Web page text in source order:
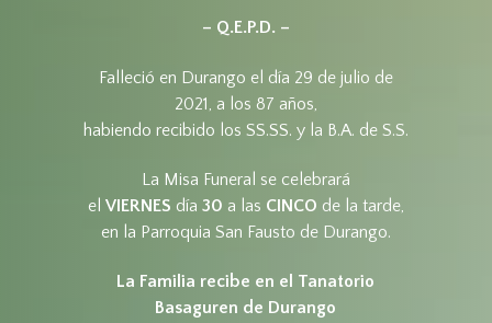
– Q.E.P.D. –
Falleció en Durango el día 29 de julio de
2021, a los 87 años,
habiendo recibido los SS.SS. y la B.A. de S.S.
La Misa Funeral se celebrará
el VIERNES día 30 a las CINCO de la tarde,
en la Parroquia San Fausto de Durango.
La Familia recibe en el Tanatorio
Basaguren de Durango